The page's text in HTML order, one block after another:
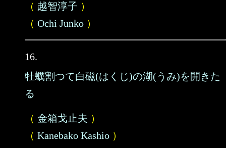
（ 越智淳子 ）
（ Ochi Junko ）
16.
牡蠣割つて白磁(はくじ)の湖(うみ)を開きた
る
（ 金箱戈止夫 ）
（ Kanebako Kashio ）